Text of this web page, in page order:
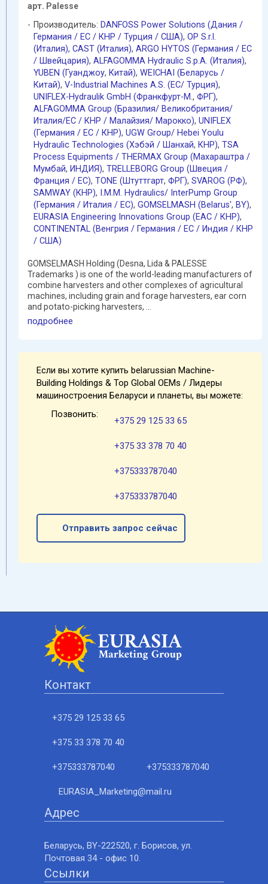
арт. Palesse
Производитель: DANFOSS Power Solutions (Дания /
Германия / EC / КНР / Турция / США), OP S.r.l.
(Италия), CAST (Италия), ARGO HYTOS (Германия / EC
/ Швейцария), ALFAGOMMA Hydraulic S.p.A. (Италия),
YUBEN (Гуанджоу, Китай), WEICHAI (Беларусь /
Китай), V-Industrial Machines A.S. (EC/ Турция),
UNIFLEX-Hydraulik GmbH (Франкфурт-М., ФРГ),
ALFAGOMMA Group (Бразилия/ Великобритания/
Италия/ЕС / КНР / Малайзия/ Марокко), UNIFLEX
(Германия / EC / КНР), UGW Group/ Hebei Youlu
Hydraulic Technologies (Хэбэй / Шанхай, КНР), TSA
Process Equipments / THERMAX Group (Махараштра /
Мумбай, ИНДИЯ), TRELLEBORG Group (Швеция /
Франция / ЕС), TONE (Штуттгарт, ФРГ), SVAROG (РФ),
SAMWAY (КНР), I.M.M. Hydraulics/ InterPump Group
(Германия / Италия / ЕС), GOMSELMASH (Belarus', BY),
EURASIA Engineering Innovations Group (EAC / КНР),
CONTINENTAL (Венгрия / Германия / ЕС / Индия / КНР
/ США)
GOMSELMASH Holding (Desna, Lida & PALESSE
Trademarks ) is one of the world-leading manufacturers of
combine harvesters and other complexes of agricultural
machines, including grain and forage harvesters, ear corn
and potato-picking harvesters, ...
подробнее
Если вы хотите купить belarussian Machine-
Building Holdings & Top Global OEMs / Лидеры
машиностроения Беларуси и планеты, вы можете:
Позвонить:
+375 29 125 33 65
+375 33 378 70 40
+375333787040
+375333787040
Отправить запрос сейчас
Контакт
+375 29 125 33 65
+375 33 378 70 40
+375333787040 +375333787040
EURASIA_Marketing@mail.ru
Адрес
Беларусь, BY-222520, г. Борисов, ул.
Почтовая 34 - офис 10.
Ссылки